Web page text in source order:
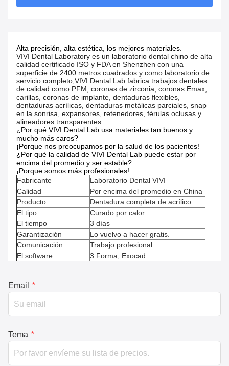
Alta precisión, alta estética, los mejores materiales.
VIVI Dental Laboratory es un laboratorio dental chino de alta
calidad certificado ISO y FDA en Shenzhen con una
superficie de 2400 metros cuadrados y como laboratorio de
servicio completo,VIVI Dental Lab fabrica trabajos dentales
de calidad como PFM, coronas de zirconia, coronas Emax,
carillas, coronas de implante, dentaduras flexibles,
dentaduras acrílicas, dentaduras metálicas parciales, snap
en la sonrisa, expansores, retenedores, férulas oclusas y
alineadores transparentes...
¿Por qué VIVI Dental Lab usa materiales tan buenos y
mucho más caros?
¡Porque nos preocupamos por la salud de los pacientes!
¿Por qué la calidad de VIVI Dental Lab puede estar por
encima del promedio y ser estable?
¡Porque somos más profesionales!
Fabricante
Laboratorio Dental VIVI
Calidad
Por encima del promedio en China
Producto
Dentadura completa de acrílico
El tipo
Curado por calor
El tiempo
3 días
Garantización
Lo vuelvo a hacer gratis.
Comunicación
Trabajo profesional
El software
3 Forma, Exocad
Email *
Tema *